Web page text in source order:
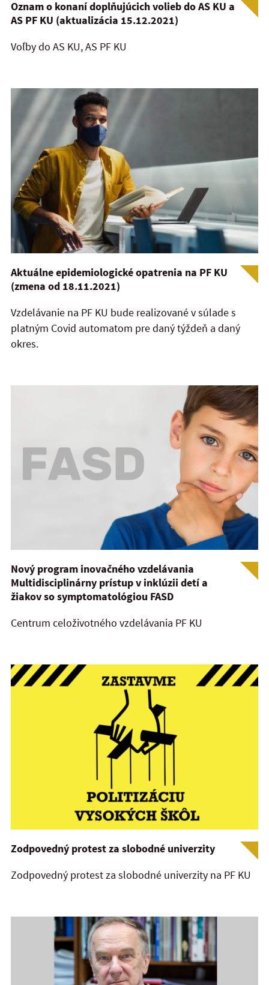
Oznam o konaní doplňujúcich volieb do AS KU a
AS PF KU (aktualizácia 15.12.2021)
Voľby do AS KU, AS PF KU
Aktuálne epidemiologické opatrenia na PF KU
(zmena od 18.11.2021)
Vzdelávanie na PF KU bude realizované v súlade s
platným Covid automatom pre daný týždeň a daný
okres.
Nový program inovačného vzdelávania
Multidisciplinárny prístup v inklúzii detí a
žiakov so symptomatológiou FASD
Centrum celoživotného vzdelávania PF KU
Zodpovedný protest za slobodné univerzity
Zodpovedný protest za slobodné univerzity na PF KU